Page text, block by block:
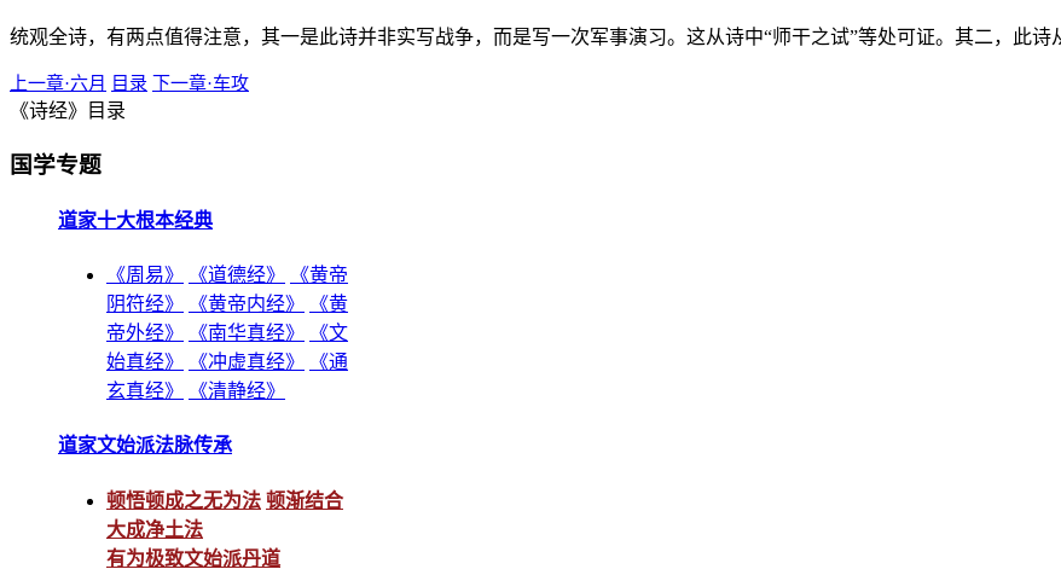
统观全诗，有两点值得注意，其一是此诗并非实写战争，而是写一次军事演习。这从诗中“师干之试”等处可证。其二，此诗
上一章·六月 目录 下一章·车攻
《诗经》目录
国学专题
道家十大根本经典
《周易》 《道德经》
《黄帝
阴符经》
《黄帝内经》
《黄
帝外经》
《南华真经》
《文
始真经》
《冲虚真经》
《通
玄真经》
《清静经》
道家文始派法脉传承
顿悟顿成之无为法 顿渐结合
大成净土法
有为极致文始派丹道